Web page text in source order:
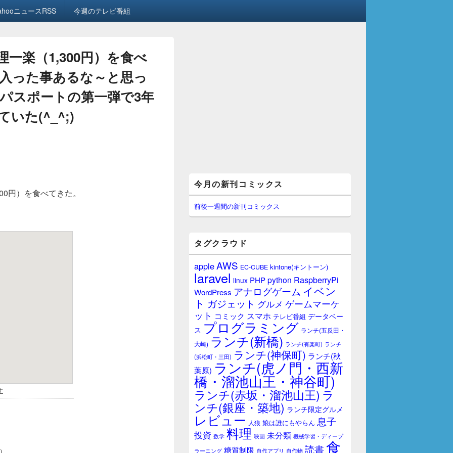
ニュースRSS 今週のテレビ番組
一楽（1,300円）を食べ
った事あるな～と思っ
スポートの第一弾で3年
いた(^_^;)
円）を食べてきた。
イ
ン
サ
イ
ー
ジ
ッ
ト
今月の新刊コミックス
前後一週間の新刊コミックス
タグクラウド
appleAWS EC-CUBE kintone(キントーン)
laravel linux PHPpython RaspberryPi
WordPress アナログゲーム イベン
ト ガジェット グルメ ゲームマーケ
ット コミック スマホ テレビ番組 データベー
ス プログラミング ランチ(五反田・
大崎) ランチ(新橋) ランチ(有楽町) ランチ
(浜松町・三田) ランチ(神保町) ランチ(秋
葉原) ランチ(虎ノ門・西新
橋・溜池山王・神谷町)
ランチ(赤坂・溜池山王) ラ
ンチ(銀座・築地) ランチ限定グルメ
レビュー 人狼 娘は誰にもやらん 息子
投資 数学 料理 映画 未分類 機械学習・ディープ
ラーニング 糖質制限 自作アプリ 自作物 読書食